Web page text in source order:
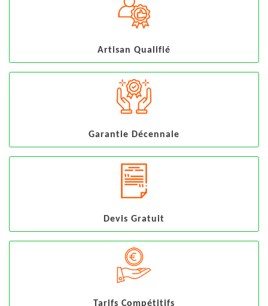
Artisan Qualifié
Garantie Décennale
Devis Gratuit
Tarifs Compétitifs